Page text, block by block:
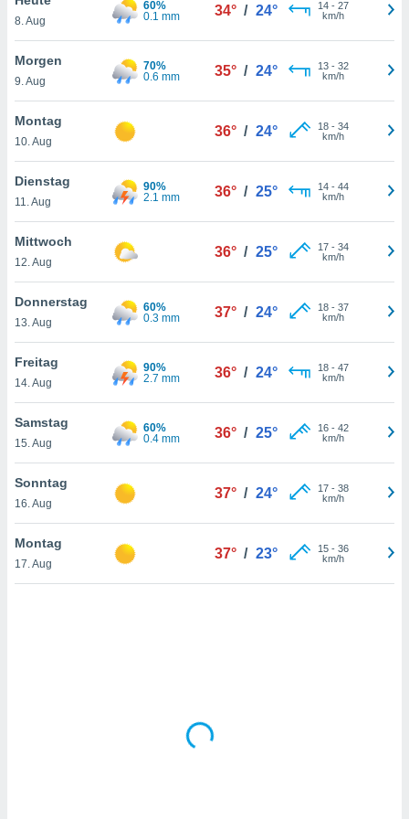
oder
Partner
es uns
das
der
Profil zu
Ihnen
finden
. Sie
jederzeit
Rand
8. Aug
60%
0.1 mm
34° / 24° 14- 27
km/h
Morgen
9. Aug
70%
0.6 mm
35° / 24° 13- 32
km/h
Montag
10. Aug
36° / 24° 18- 34
km/h
Dienstag
11. Aug
90%
2.1 mm
36° / 25° 14- 44
km/h
Mittwoch
12. Aug
36° / 25° 17- 34
km/h
Donnerstag
13. Aug
60%
0.3 mm
37° / 24° 18- 37
km/h
Freitag
14. Aug
90%
2.7 mm
36° / 24° 18- 47
km/h
Samstag
15. Aug
60%
0.4 mm
36° / 25° 16- 42
km/h
Sonntag
16. Aug
37° / 24° 17- 38
km/h
Montag
17. Aug
37° / 23° 15- 36
km/h